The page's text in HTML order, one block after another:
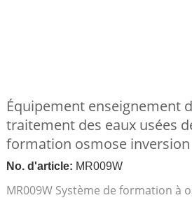
Équipement enseignement
traitement des eaux usées
formation osmose inversion
No. d'article: MR009W
MR009W Système de formation à